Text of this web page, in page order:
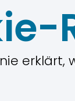
erklärt,